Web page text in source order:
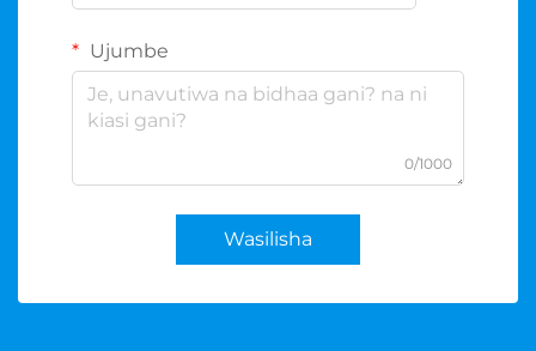
Ujumbe
0/1000
Wasilisha